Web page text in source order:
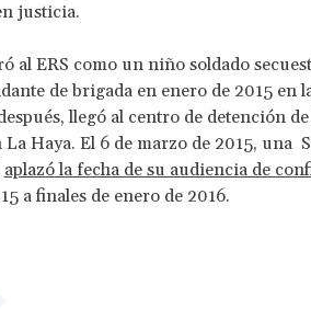
justicia.
al ERS como un niño soldado
de brigada en enero de 2015 en
llegó al centro de detención
Haya. El 6 de marzo de 2015, una
aplazó la fecha de su audiencia de
a finales de enero de 2016.